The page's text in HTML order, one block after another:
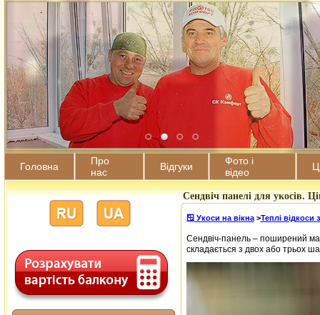
Головна
Про
нас
Відгуки
Фото і
відео
Сендвіч панелі для укосів.
🪟 Укоси на вікна>Теплі відкоси
Сендвіч-панель – поширений
складається з двох або трьох